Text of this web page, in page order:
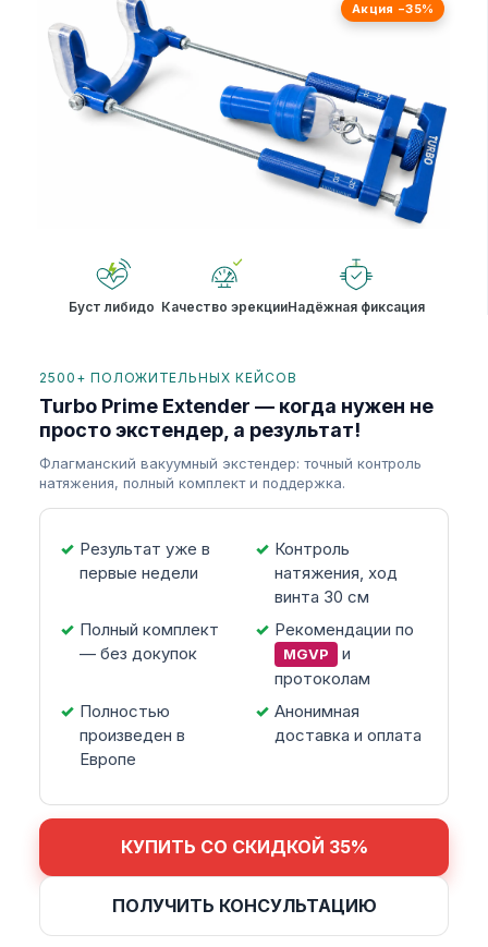
Акция −35%
Буст либидо Качество эрекцииНадёжная фиксация
2500+ ПОЛОЖИТЕЛЬНЫХ КЕЙСОВ
Turbo Prime Extender — когда нужен не
просто экстендер, а результат!
Флагманский вакуумный экстендер: точный контроль
натяжения, полный комплект и поддержка.
Результат уже в
первые недели
Контроль
натяжения, ход
винта 30 см
Полный комплект
— без докупок
Рекомендации по
MGVP
и
протоколам
Полностью
произведен в
Европе
Анонимная
доставка и оплата
КУПИТЬ СО СКИДКОЙ 35%
ПОЛУЧИТЬ КОНСУЛЬТАЦИЮ